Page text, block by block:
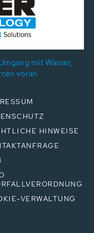
mit Wasser,
voran
HINWEISE
VERWALTUNG